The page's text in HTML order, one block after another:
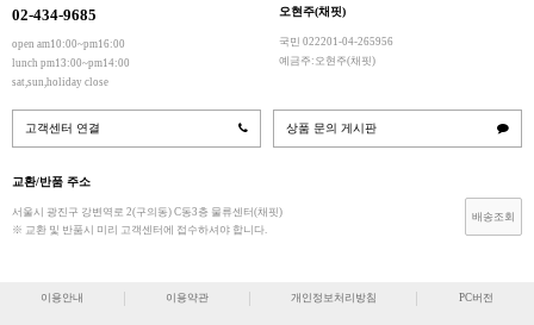
02-434-9685
open am10:00~pm16:00
lunch pm13:00~pm14:00
sat,sun,holiday close
오현주(채핏)
국민 022201-04-265956
예금주:오현주(채핏)
고객센터 연결 상품 문의 게시판
교환/반품 주소
서울시 광진구 강변역로 2(구의동) C동3층 물류센터(채핏)
※ 교환 및 반품시 미리 고객센터에 접수하셔야 합니다.
배송조회
이용안내 이용약관 개인정보처리방침 PC버전